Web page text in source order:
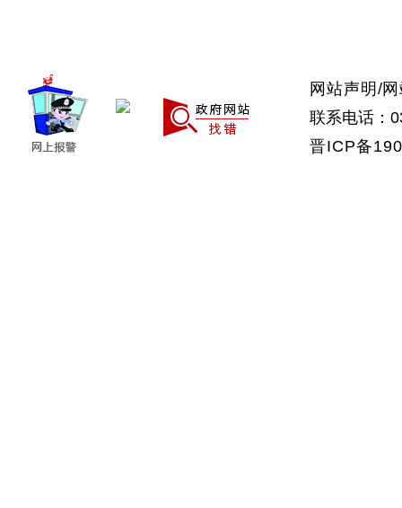
网站声明 /
联系电话：
晋ICP备